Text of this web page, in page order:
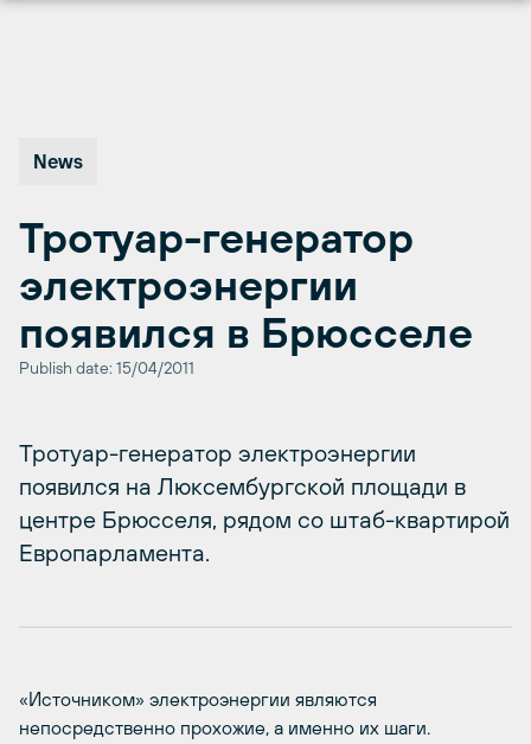
News
Тротуар-генератор
электроэнергии
появился в Брюсселе
Publish date: 15/04/2011
Тротуар-генератор электроэнергии
появился на Люксембургской площади в
центре Брюсселя, рядом со штаб-квартирой
Европарламента.
«Источником» электроэнергии являются
непосредственно прохожие, а именно их шаги.